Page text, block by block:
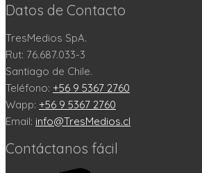
Datos de Contacto
TresMedios SpA.
Rut: 76.687.033-3
Santiago de Chile.
Teléfono: +56 9 5367 2760
Wapp: +56 9 5367 2760
Email: info@TresMedios.cl
Contáctanos fácil